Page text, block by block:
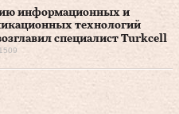
информационных и
технологий
специалист Turkcell